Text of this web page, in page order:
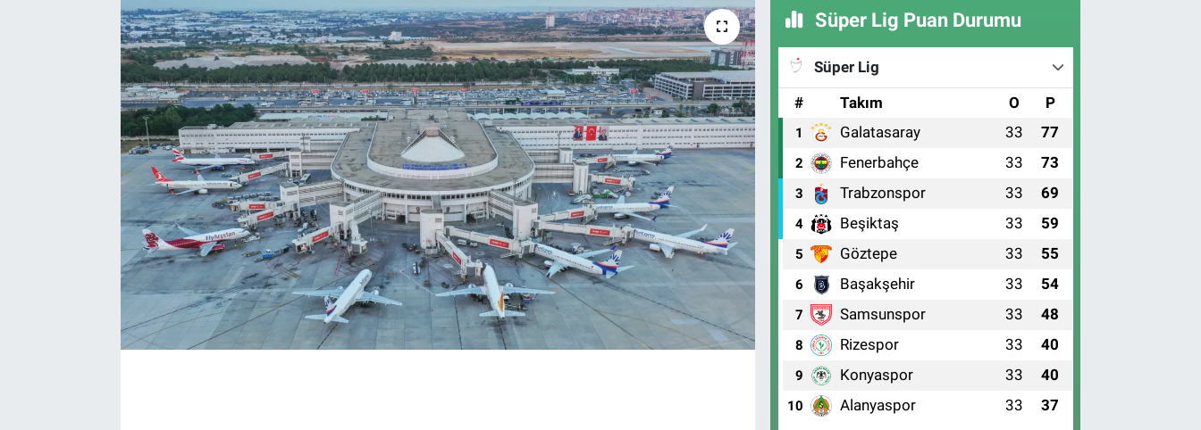
Süper Lig Puan Durumu
Süper Lig
#
Takım O P
1 Galatasaray 33 77
2 Fenerbahçe 33 73
3 Trabzonspor 33 69
4 Beşiktaş 33 59
5 Göztepe 33 55
6 Başakşehir 33 54
7 Samsunspor 33 48
8 Rizespor 33 40
9 Konyaspor 33 40
10 Alanyaspor 33 37